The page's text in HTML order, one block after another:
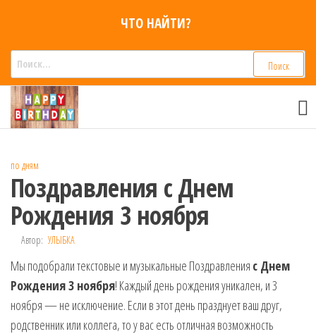
содержимому
ЧТО НАЙТИ?
поздравления
Голосовые смс
мобильный
для мужчин,
друзей.
Поздравления
в Смс на
телефон,
музыкальные.
по дням
Поздравления с Днем
Рождения 3 ноября
Автор: УЛЫБКА
Мы подобрали текстовые и музыкальные Поздравления с Днем
Рождения 3 ноября! Каждый день рождения уникален, и 3
ноября — не исключение. Если в этот день празднует ваш друг,
родственник или коллега, то у вас есть отличная возможность